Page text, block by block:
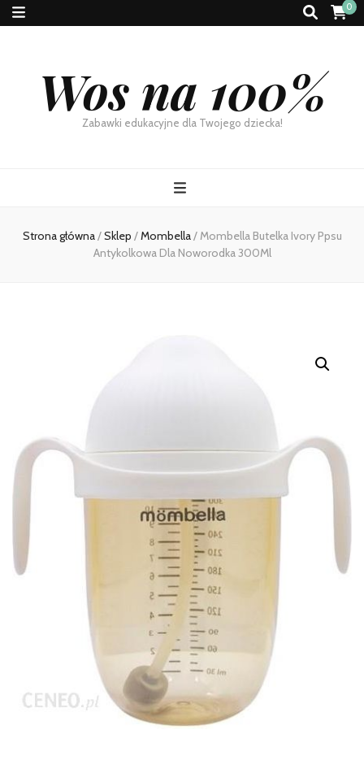
0
Wos na 100%
Zabawki edukacyjne dla Twojego dziecka!
Strona główna/Sklep /Mombella/Mombella Butelka Ivory Ppsu
Antykolkowa Dla Noworodka 300Ml